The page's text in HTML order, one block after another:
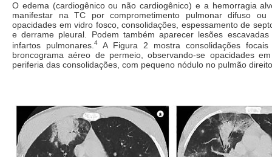
O edema (cardiogênico ou não cardiogênico) e a hemorragia
manifestar na TC por comprometimento pulmonar difuso ou
opacidades em vidro fosco, consolidações, espessamento de
e derrame pleural. Podem também aparecer lesões
infartos pulmonares. 4
A Figura 2 mostra consolidações focais
broncograma aéreo de permeio, observando-se opacidades
periferia das consolidações, com pequeno nódulo no pulmão